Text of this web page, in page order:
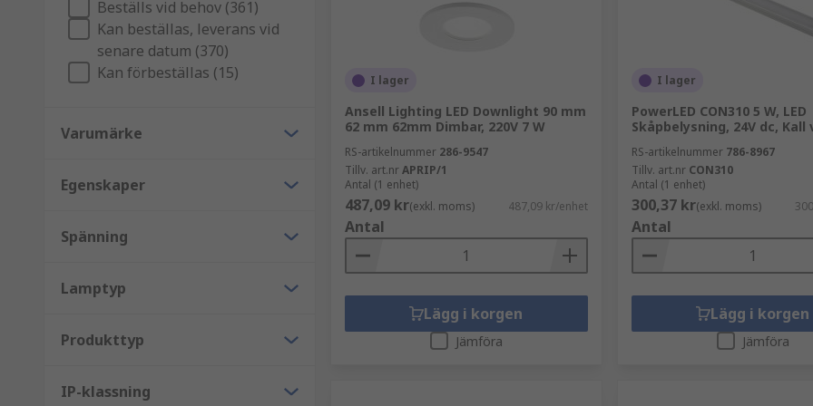
Beställs vid behov (361)
Kan beställas, leverans vid
senare datum (370)
Kan förbeställas (15)
Varumärke
Egenskaper
Spänning
Lamptyp
Produkttyp
IP-klassning
I lager
Ansell Lighting LED Downlight 90 mm
62 mm 62mm Dimbar, 220V 7 W
RS-artikelnummer 286-9547
Tillv. art.nrAPRIP/1
Antal (1 enhet)
487,09 kr(exkl. moms) 487,09 kr/enhet
Antal
Lägg i korgen
Jämföra
I lager
PowerLED CON310 5 W, LED
Skåpbelysning, 24V dc, Kall
RS-artikelnummer 786-8967
Tillv. art.nr CON310
Antal (1 enhet)
300,37 kr(exkl. moms)
Antal
Lägg i korgen
Jämföra